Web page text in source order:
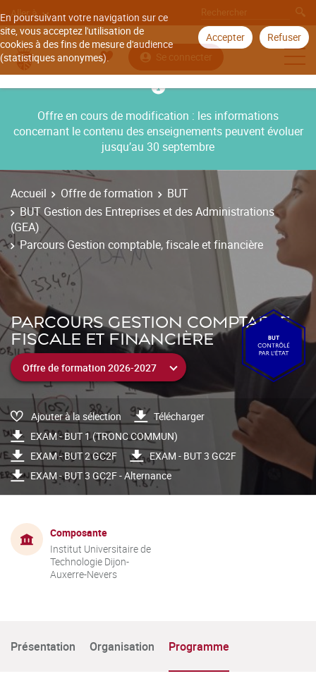
En poursuivant votre navigation sur ce
site, vous acceptez l'utilisation de
cookies à des fins de mesure d'audience
(statistiques anonymes).
Accepter Refuser
Aller à
Se connecter
Offre en cours de modification : les informations
concernant le contenu des enseignements peuvent évoluer
jusqu’au 30 septembre
Accueil Offre de formation
BUT
BUT Gestion des Entreprises et des Administrations
(GEA)
Parcours Gestion comptable, fiscale et financière
PARCOURS GESTION COMPTABLE,
FISCALE ET FINANCIÈRE
Ajouter à la sélection
Télécharger
EXAM - BUT 1 (TRONC COMMUN)
EXAM - BUT 2 GC2F
EXAM - BUT 3 GC2F
EXAM - BUT 3 GC2F - Alternance
Composante
Institut Universitaire de
Technologie Dijon-
Auxerre-Nevers
Présentation Organisation Programme